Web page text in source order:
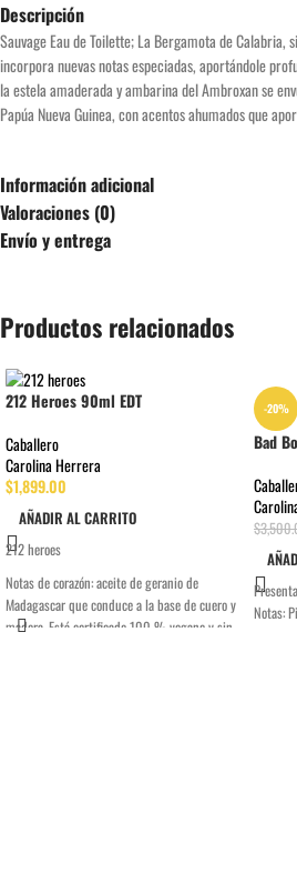
Descripción
Sauvage Eau de Toilette; La Bergamota de Calabria,
incorpora nuevas notas especiadas, aportándole
la estela amaderada y ambarina del Ambroxan se
Papúa Nueva Guinea, con acentos ahumados que
Información adicional
Valoraciones (0)
Envío y entrega
Productos relacionados
212 Heroes 90ml EDT
Caballero
Carolina Herrera
$1,899.00
AÑADIR AL CARRITO
212 heroes
Notas de corazón: aceite de geranio de
Madagascar que conduce a la base de cuero y
madera. Está certificado 100 % vegano y sin
-20%
Bad
$
Notas: